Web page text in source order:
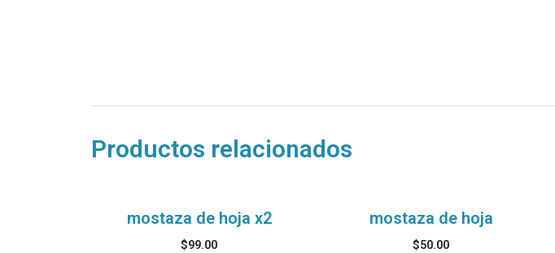
Productos relacionados
mostaza de hoja x2
$99.00
mostaza de hoja
$50.00